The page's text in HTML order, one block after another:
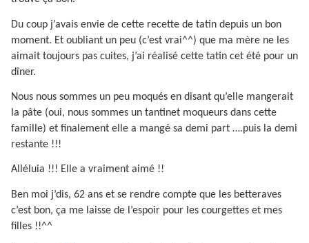
Du coup j’avais envie de cette recette de tatin depuis un bon
moment. Et oubliant un peu (c’est vrai^^) que ma mère ne les
aimait toujours pas cuites, j’ai réalisé cette tatin cet été pour un
dîner.
Nous nous sommes un peu moqués en disant qu’elle mangerait
la pâte (oui, nous sommes un tantinet moqueurs dans cette
famille) et finalement elle a mangé sa demi part ….puis la demi
restante !!!
Alléluia !!! Elle a vraiment aimé !!
Ben moi j’dis, 62 ans et se rendre compte que les betteraves
c’est bon, ça me laisse de l’espoir pour les courgettes et mes
filles !!^^